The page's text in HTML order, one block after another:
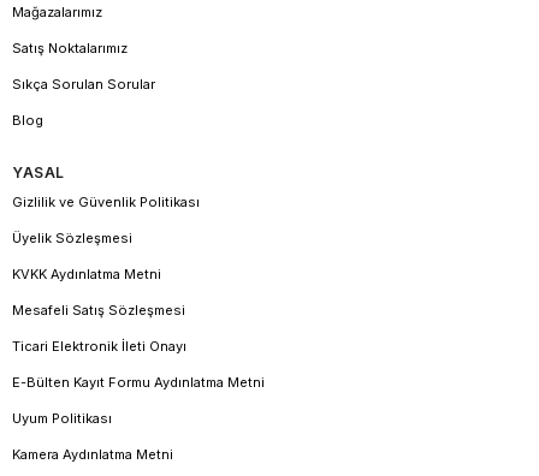
Mağazalarımız
Satış Noktalarımız
Sıkça Sorulan Sorular
Blog
YASAL
Gizlilik ve Güvenlik Politikası
Üyelik Sözleşmesi
KVKK Aydınlatma Metni
Mesafeli Satış Sözleşmesi
Ticari Elektronik İleti Onayı
E-Bülten Kayıt Formu Aydınlatma Metni
Uyum Politikası
Kamera Aydınlatma Metni